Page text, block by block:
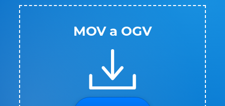
MOV a OGV